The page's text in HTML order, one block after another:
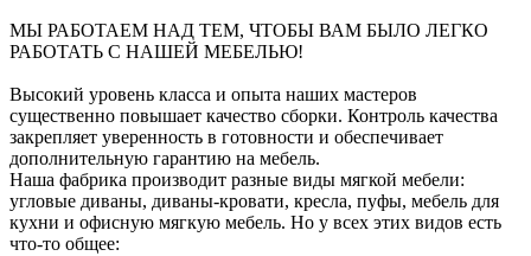
МЫ РАБОТАЕМ НАД ТЕМ, ЧТОБЫ ВАМ БЫЛО ЛЕГКО
РАБОТАТЬ С НАШЕЙ МЕБЕЛЬЮ!
Высокий уровень класса и опыта наших мастеров
существенно повышает качество сборки. Контроль качества
закрепляет уверенность в готовности и обеспечивает
дополнительную гарантию на мебель.
Наша фабрика производит разные виды мягкой мебели:
угловые диваны, диваны-кровати, кресла, пуфы, мебель для
кухни и офисную мягкую мебель. Но у всех этих видов есть
что-то общее: